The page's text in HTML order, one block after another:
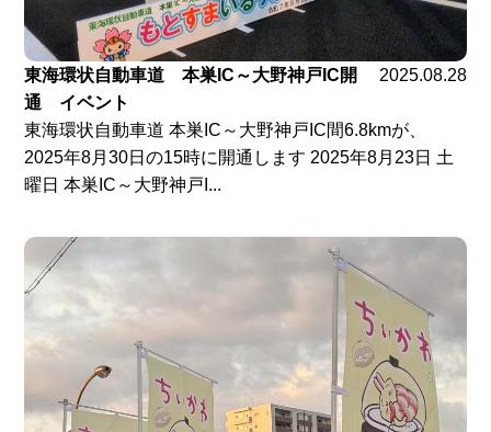
東海環状自動車道 本巣IC～大野神戸IC開
通 イベント
2025.08.28
東海環状自動車道 本巣IC～大野神戸IC間6.8kmが、
2025年8月30日の15時に開通します 2025年8月23日 土
曜日 本巣IC～大野神戸I...